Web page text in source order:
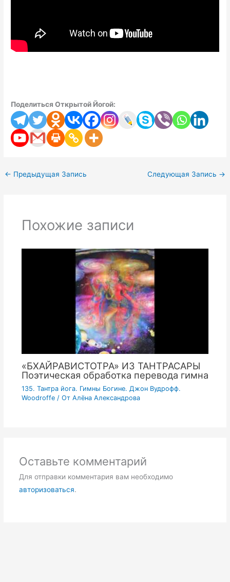
Поделиться Открытой Йогой:
← Предыдущая Запись Следующая Запись →
Похожие записи
«БХАЙРАВИСТОТРА» ИЗ ТАНТРАСАРЫ
Поэтическая обработка перевода гимна
135. Тантра йога. Гимны Богине. Джон Вудрофф.
Woodroffe/ От Алёна Александрова
Оставьте комментарий
Для отправки комментария вам необходимо
авторизоваться.